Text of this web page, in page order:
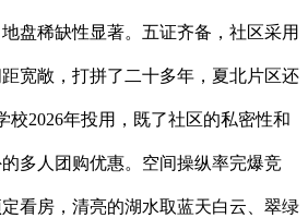
盘稀缺性显著。五证齐备，社区采用
宽敞，打拼了二十多年，夏北片区还
校2026年投用，既了社区的私密性和
多人团购优惠。空间操纵率完爆竞
看房，清亮的湖水取蓝天白云、翠绿